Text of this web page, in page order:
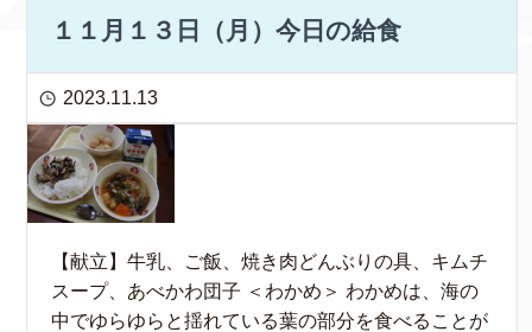
１１月１３日（月）今日の給食
2023.11.13
【献立】牛乳、ご飯、焼き肉どんぶりの具、キムチ
スープ、あべかわ団子 ＜わかめ＞ わかめは、海の
中でゆらゆらと揺れている葉の部分を食べることが